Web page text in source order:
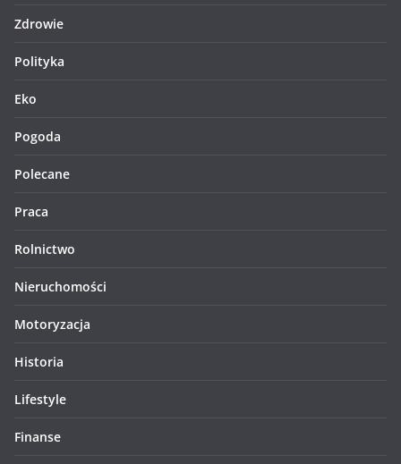
Zdrowie
Polityka
Eko
Pogoda
Polecane
Praca
Rolnictwo
Nieruchomości
Motoryzacja
Historia
Lifestyle
Finanse